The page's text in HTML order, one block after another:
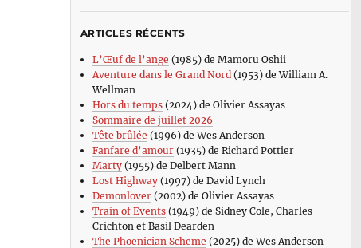
ARTICLES RÉCENTS
L’Œuf de l’ange (1985) de Mamoru Oshii
Aventure dans le Grand Nord(1953) de William A.
Wellman
Hors du temps(2024) de Olivier Assayas
Sommaire de juillet 2026
Tête brûlée (1996) de Wes Anderson
Fanfare d’amour(1935) de Richard Pottier
Marty(1955) de Delbert Mann
Lost Highway(1997) de David Lynch
Demonlover(2002) de Olivier Assayas
Train of Events(1949) de Sidney Cole, Charles
Crichton et Basil Dearden
The Phoenician Scheme (2025) de Wes Anderson